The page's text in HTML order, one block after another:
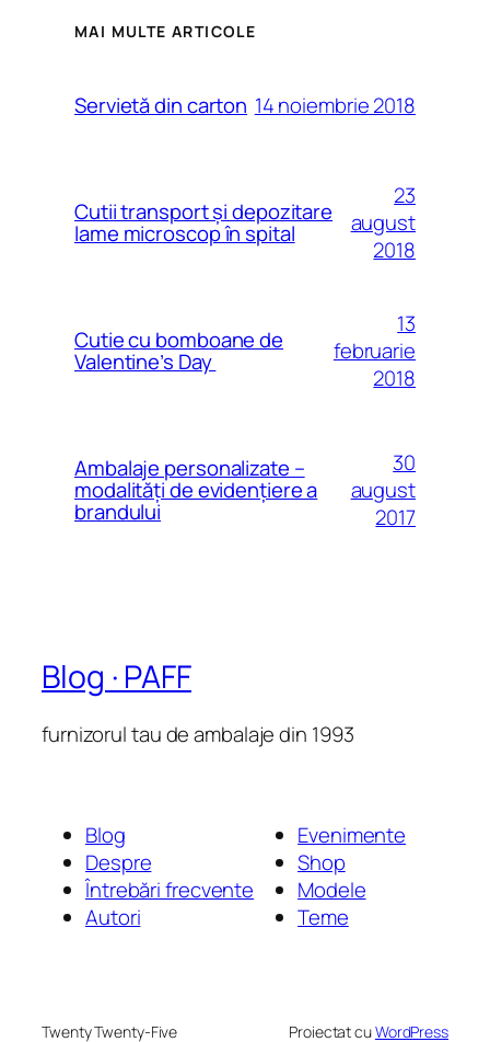
MAI MULTE ARTICOLE
Servietă din carton 14 noiembrie 2018
Cutii transport și depozitare
lame microscop în spital
23
august
2018
Cutie cu bomboane de
Valentine’s Day
13
februarie
2018
Ambalaje personalizate –
modalităţi de evidenţiere a
brandului
30
august
2017
Blog · PAFF
furnizorul tau de ambalaje din 1993
Blog
Despre
Întrebări frecvente
Autori
Evenimente
Shop
Modele
Teme
Twenty Twenty-Five Proiectat cuWordPress